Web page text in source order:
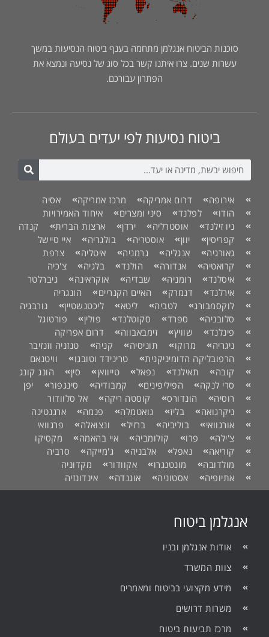
סוכנות הביטוח אנגלמן מתחמה בענף ביטוח הנסיעות במשך
עשרות שנים. צרו איתנו קשר בכל סוג של נסיעה ונמצא את
הפתרון עבורכם.
ביטוח נסיעות לפי יעדים בעולם
אירופה דרום אמריקה מרכז אמריקה
אסיה
הודו
לפלנד סיני ומצרים
איחוד האמירויות
ניו זילנד
אוסטרליה ירדן ארצות הברית
קנדה
קפריסין
יוון אוסטריה בולגריה
איי סיישל
גאורגיה
אנגליה גרמניה איטליה
צרפת
קרואטיה
אנדורה הולנד בלגיה
צ'כיה
איסלנד
רומניה שבדיה אוקראינה
גיברלטר
אירלנד
דנמרק האיים הקנריים
הונגריה
לוקסמבורג
לטביה ליטא ליכטנשטיין
נורבגיה
סלובניה
ספרד סקוטלנד פולין
פורטוגל
פינלנד
שוויץ זימבאבווה
דרום אפריקה
ניגריה
מרוקו תוניסיה קניה
טנזניה וזנזיבר
הרפובליקה הדומיניקנית
טרינידד וטובגו
וויטנאם
קובה
תאילנד נפאל טייוואן סין
הונג קונג
סרי לנקה
הפיליפינים קמבודיה סינגפור
יפן
רוסיה
הונדורס קוסטה ריקה
אל סלוודור
ניקרגואה
בליז גואטמלה פנמה
ארגנטינה
אורגוואי
בוליביה ברזיל ונצואלה
פרגוואי
צ'ילה
פרו קולומביה איי בהאמה
מקסיקו
קוריאה
נאפל אלבניה ג'מייקה
סרביה
מולדובה
מונטנגרו אקוודור
מקדוניה
אתיופיה
אסטוניה אוגנדה אינדונזיה
אנגלמן ביטוח
אודות אנגלמן ובניו
צוות המשרד
מידע מקצועי בביטוח ומאמרים
משרות דרושים
מרכז תביעות ביטוח